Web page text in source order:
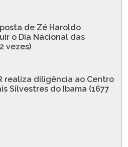
de Zé Haroldo
o Dia Nacional das
vezes)
realiza diligência ao Centro
Silvestres do Ibama (1677